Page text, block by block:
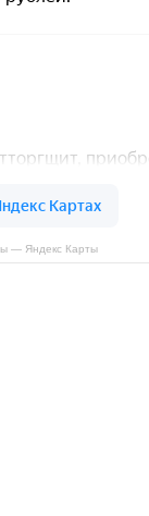
— Яндекс Карты